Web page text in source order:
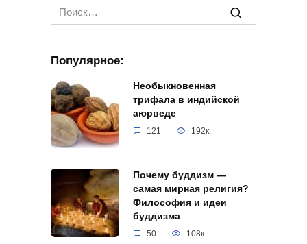
Search
for:
Популярное:
Необыкновенная
трифала в индийской
аюрведе
121 192к.
Почему буддизм —
самая мирная религия?
Философия и идеи
буддизма
50 108к.